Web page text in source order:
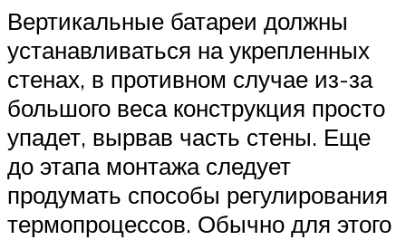
Вертикальные батареи должны
устанавливаться на укрепленных
стенах, в противном случае из-за
большого веса конструкция просто
упадет, вырвав часть стены. Еще
до этапа монтажа следует
продумать способы регулирования
термопроцессов. Обычно для этого